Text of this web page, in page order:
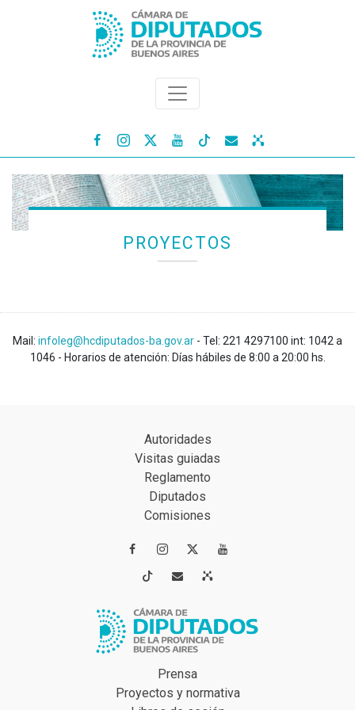
   
PROYECTOS
Mail: infoleg@hcdiputados-ba.gov.ar - Tel: 221 4297100 int: 1042 a
1046 - Horarios de atención: Días hábiles de 8:00 a 20:00 hs.
Autoridades
Visitas guiadas
Reglamento
Diputados
Comisiones
 
 
Prensa
Proyectos y normativa